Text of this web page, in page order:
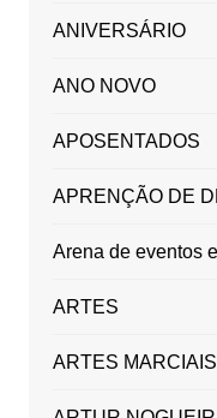
ANIVERSÁRIO
ANO NOVO
APOSENTADOS
APRENÇÃO DE
Arena de eventos
ARTES
ARTES MARCIAIS